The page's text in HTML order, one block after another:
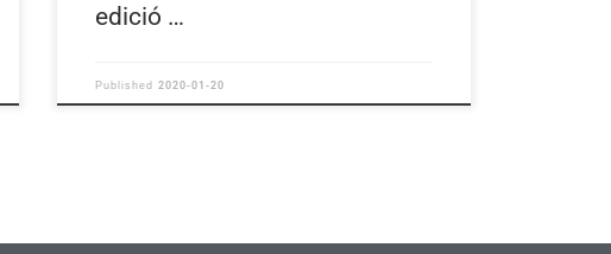
edició …
Published2020-01-20